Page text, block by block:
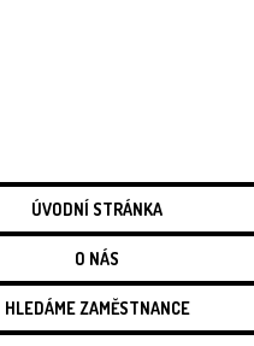
ÚVODNÍ STRÁNKA
O NÁS
HLEDÁME ZAMĚSTNANCE